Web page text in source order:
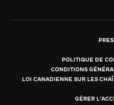
POLITIQUE DE
CONDITIONS
LOI CANADIENNE SUR LES
GÉRER